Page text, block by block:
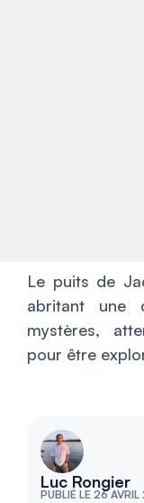
Le puits de
abritant une
mystères,
pour être
Luc Rongier
PUBLIÉ LE 26